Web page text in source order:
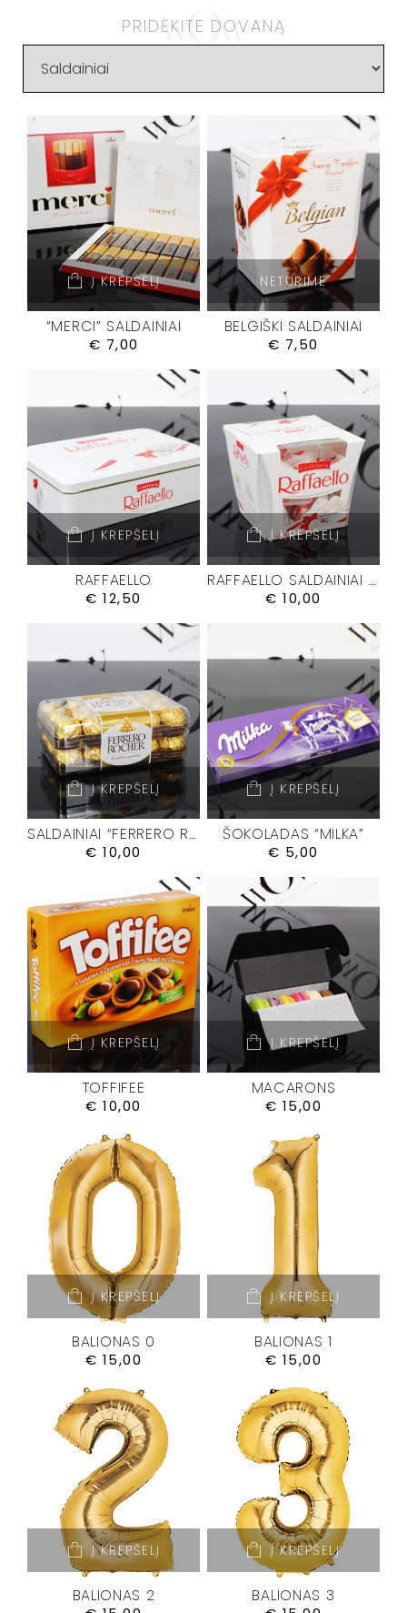
PRIDĖKITE DOVANĄ
Į KREPŠELĮ
“MERCI” SALDAINIAI
€ 7,00
NETURIME
BELGIŠKI SALDAINIAI
€ 7,50
Į KREPŠELĮ
RAFFAELLO
€ 12,50
Į KREPŠELĮ
RAFFAELLO SALDAINIAI M
€ 10,00
Į KREPŠELĮ
SALDAINIAI “FERRERO ROCHER”
€ 10,00
Į KREPŠELĮ
ŠOKOLADAS “MILKA”
€ 5,00
Į KREPŠELĮ
TOFFIFEE
€ 10,00
Į KREPŠELĮ
MACARONS
€ 15,00
Į KREPŠELĮ
BALIONAS 0
€ 15,00
Į KREPŠELĮ
BALIONAS 1
€ 15,00
Į KREPŠELĮ
BALIONAS 2
Į KREPŠELĮ
BALIONAS 3